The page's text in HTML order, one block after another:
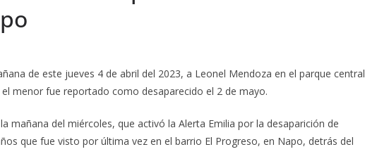
de este jueves 4 de abril del 2023, a Leonel Mendoza en el parque central
menor fue reportado como desaparecido el 2 de mayo.
mañana del miércoles, que activó la Alerta Emilia por la desaparición de
que fue visto por última vez en el barrio El Progreso, en Napo, detrás del